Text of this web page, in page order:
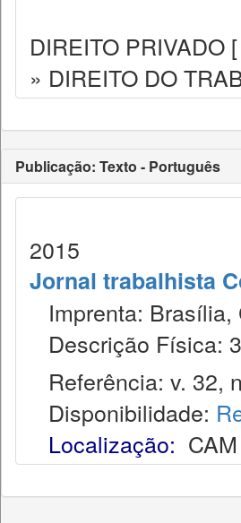
DIREITO PRIVADO [
» DIREITO DO
Publicação: Texto - Português
2015
Jornal trabalhista
Imprenta: Brasília,
Descrição Física:
Referência: v. 32,
Disponibilidade:
Localização: CAM